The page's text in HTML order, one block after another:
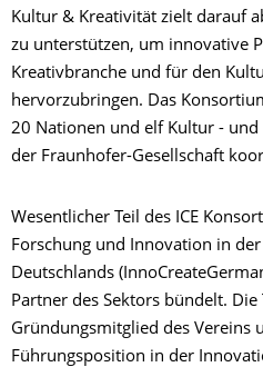
Kultur & Kreativität zielt darauf
zu unterstützen, um innovative
Kreativbranche und für den
hervorzubringen. Das
20 Nationen und elf Kultur -
der Fraunhofer-Gesellschaft
Wesentlicher Teil des ICE
Forschung und Innovation in
Deutschlands
Partner des Sektors bündelt. Die
Gründungsmitglied des Vereins
Führungsposition in der